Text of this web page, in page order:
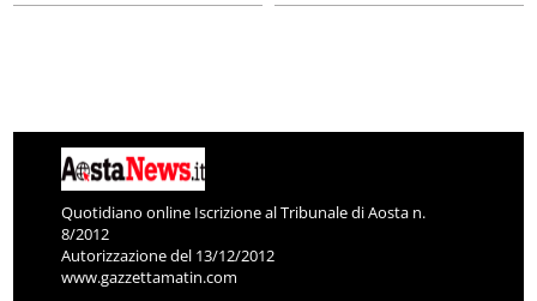
Quotidiano online Iscrizione al Tribunale di Aosta n.
8/2012
Autorizzazione del 13/12/2012
www.gazzettamatin.com